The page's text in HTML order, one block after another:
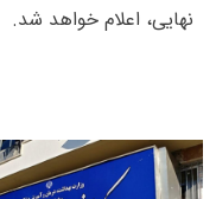
نهایی، اعلام خواهد شد.